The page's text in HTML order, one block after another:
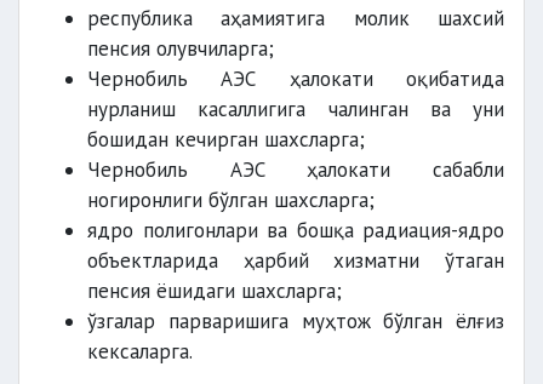
республика аҳамиятига молик шахсий
пенсия олувчиларга;
Чернобиль АЭС ҳалокати оқибатида
нурланиш касаллигига чалинган ва уни
бошидан кечирган шахсларга;
Чернобиль АЭС ҳалокати сабабли
ногиронлиги бўлган шахсларга;
ядро полигонлари ва бошқа радиация-ядро
объектларида ҳарбий хизматни ўтаган
пенсия ёшидаги шахсларга;
ўзгалар парваришига муҳтож бўлган ёлғиз
кексаларга.